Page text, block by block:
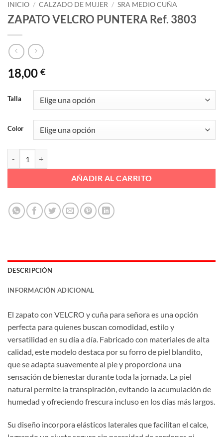
INICIO / CALZADO DE MUJER / SRA MEDIO CUÑA
ZAPATO VELCRO PUNTERA Ref. 3803
18,00 €
Talla
Color
AÑADIR AL CARRITO
DESCRIPCIÓN
INFORMACIÓN ADICIONAL
El zapato con VELCRO y cuña para señora es una opción
perfecta para quienes buscan comodidad, estilo y
versatilidad en su día a día. Fabricado con materiales de alta
calidad, este modelo destaca por su forro de piel blandito,
que se adapta suavemente al pie y proporciona una
sensación de bienestar durante toda la jornada. La piel
natural permite la transpiración, evitando la acumulación de
humedad y ofreciendo frescura incluso en los días más largos.
Su diseño incorpora elásticos laterales que facilitan el calce,